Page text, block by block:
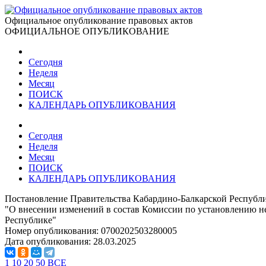
Официальное опубликование правовых актов
ОФИЦИАЛЬНОЕ ОПУБЛИКОВАНИЕ
Сегодня
Неделя
Месяц
ПОИСК
КАЛЕНДАРЬ ОПУБЛИКОВАНИЯ
Сегодня
Неделя
Месяц
ПОИСК
КАЛЕНДАРЬ ОПУБЛИКОВАНИЯ
Постановление Правительства Кабардино-Балкарской
"О внесении изменений в состав Комиссии по установлению
Республике"
Номер опубликования: 0700202503280005
Дата опубликования: 28.03.2025
1 10 20 50 ВСЕ